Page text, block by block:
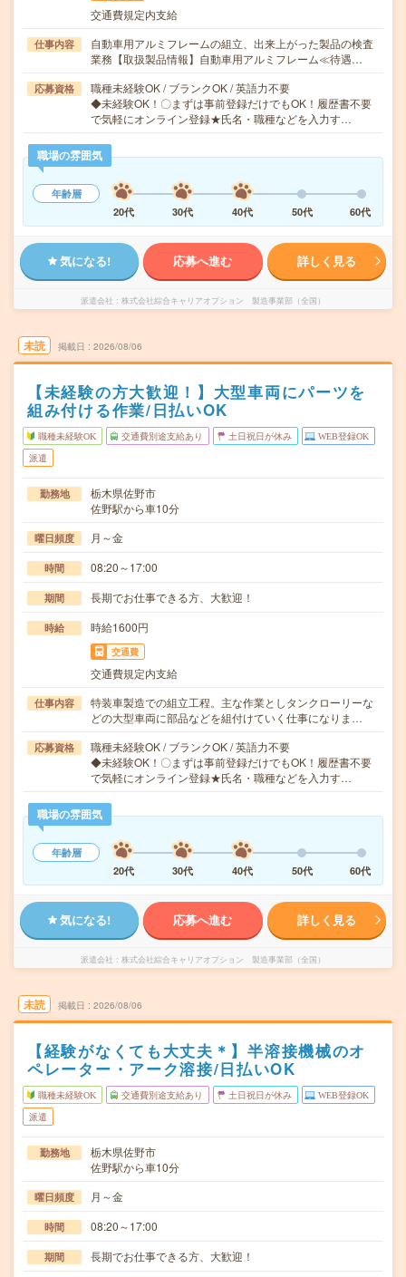
交通費規定内支給
仕事内容
自動車用アルミフレームの組立、出来上がった製品の検査
業務【取扱製品情報】自動車用アルミフレーム≪待遇…
応募資格
職種未経験OK / ブランクOK / 英語力不要
◆未経験OK！〇まずは事前登録だけでもOK！履歴書不要
で気軽にオンライン登録★氏名・職種などを入力す…
職場の雰囲気
年齢層
20代
30代 40代 50代 60代
気になる! 応募へ進む 詳しく見る
派遣会社 株式会社綜合キャリアオプション 製造事業部（全国）
未読 掲載日 2026/08/06
【未経験の方大歓迎！】大型車両にパーツを
組み付ける作業/日払いOK
職種未経験OK 交通費別途支給あり 土日祝日が休み WEB登録OK
派遣
勤務地
栃木県佐野市
佐野駅から車10分
曜日頻度 月～金
時間 08:20～17:00
期間 長期でお仕事できる方、大歓迎！
時給 時給1600円
交通費
交通費規定内支給
仕事内容
特装車製造での組立工程。主な作業としタンクローリーな
どの大型車両に部品などを組付けていく仕事になりま…
応募資格
職種未経験OK / ブランクOK / 英語力不要
◆未経験OK！〇まずは事前登録だけでもOK！履歴書不要
で気軽にオンライン登録★氏名・職種などを入力す…
職場の雰囲気
年齢層
20代
30代 40代 50代 60代
気になる! 応募へ進む 詳しく見る
派遣会社 株式会社綜合キャリアオプション 製造事業部（全国）
未読 掲載日 2026/08/06
【経験がなくても大丈夫＊】半溶接機械のオ
ペレーター・アーク溶接/日払いOK
職種未経験OK 交通費別途支給あり 土日祝日が休み WEB登録OK
派遣
勤務地
栃木県佐野市
佐野駅から車10分
曜日頻度 月～金
時間 08:20～17:00
期間 長期でお仕事できる方、大歓迎！